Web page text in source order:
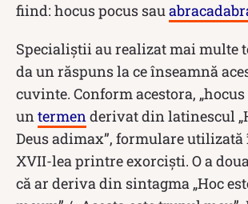
fiind: hocus pocus sau
Specialiștii au realizat mai multe
da un răspuns la ce înseamnă
cuvinte. Conform acestora, „hocus
untermenderivat din latinescul
Deus adimax”, formulare
XVII-lea printre exorciști. O a
că ar deriva din sintagma „Hoc